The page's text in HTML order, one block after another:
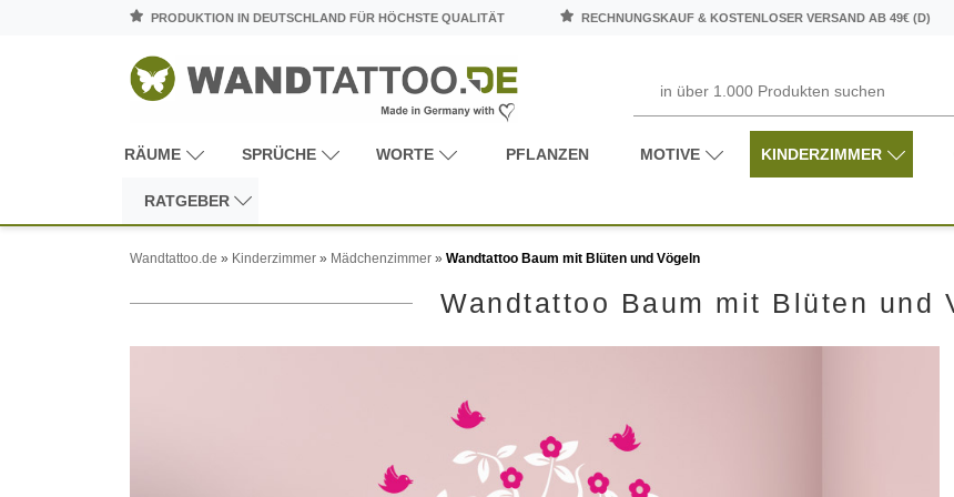
PRODUKTION IN DEUTSCHLAND FÜR HÖCHSTE QUALITÄT RECHNUNGSKAUF & KOSTENLOSER VERSAND AB 49€ (D)
RÄUME SPRÜCHE WORTE PFLANZEN MOTIVE KINDERZIMMER
RATGEBER
Wandtattoo.de » Kinderzimmer » Mädchenzimmer » Wandtattoo Baum mit Blüten und Vögeln
Wandtattoo Baum mit Blüten und